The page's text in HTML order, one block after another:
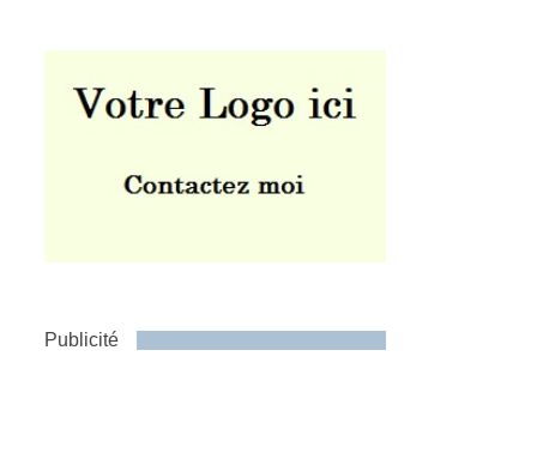
Publicité